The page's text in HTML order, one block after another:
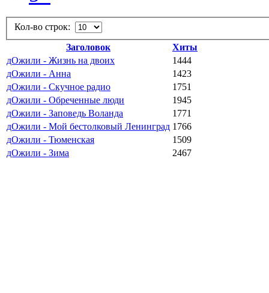
Кол-во строк:
Заголовок
Хиты
дОжили - Жизнь на двоих
1444
дОжили - Анна
1423
дОжили - Скучное радио
1751
дОжили - Обреченные люди
1945
дОжили - Заповедь Воланда
1771
дОжили - Мой бестолковый Ленинград 1766
дОжили - Тюменская
1509
дОжили - Зима
2467